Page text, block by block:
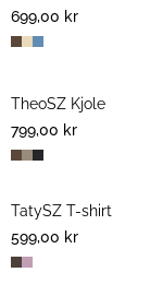
699,00 kr
NYHET
TheoSZ Kjole
799,00 kr
NYHET
TatySZ T-shirt
599,00 kr